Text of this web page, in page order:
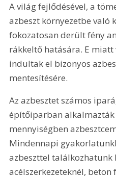
A világ fejlődésével, a
azbeszt környezetbe való
fokozatosan derült fény
rákkeltő hatására. E
indultak el bizonyos
mentesítésére.
Az azbesztet számos
építőiparban
mennyiségben
Mindennapi
azbeszttel találkozhatunk
acélszerkezeteknél, beton